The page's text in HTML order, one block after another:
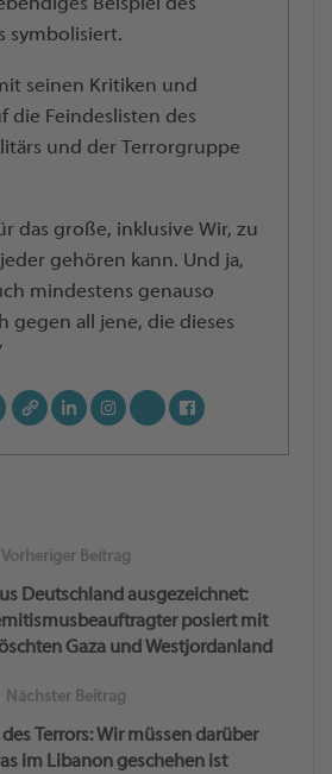
Beispiel des
symbolisiert.
seinen Kritiken und
die Feindeslisten des
und der Terrorgruppe
das große, inklusive Wir, zu
gehören kann. Und ja,
mindestens genauso
gegen all jene, die dieses
Vorheriger Beitrag
Deutschland ausgezeichnet:
posiert mit
Gaza und Westjordanland
Nächster Beitrag
Terrors: Wir müssen darüber
im Libanon geschehen ist